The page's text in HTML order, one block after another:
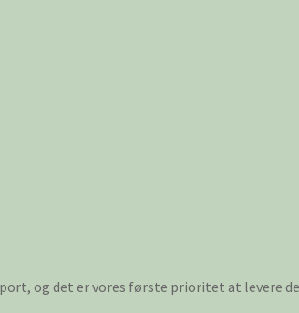
og det er vores første prioritet at levere